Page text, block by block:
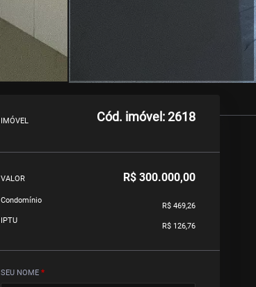
IMÓVEL Cód. imóvel: 2618
VALOR R$ 300.000,00
Condomínio
R$ 469,26
IPTU
R$ 126,76
SEU NOME *